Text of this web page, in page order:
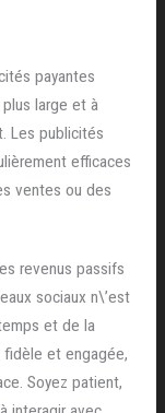
payantes
large et à
Les publicités
efficaces
ventes ou des
revenus passifs
sociaux n\’est
et de la
fidèle et engagée,
Soyez patient,